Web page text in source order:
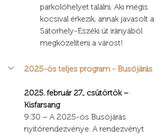
parkolóhelyet találni. Aki mégis
kocsival érkezik, annak javasolt a
Sátorhely-Eszéki út irányából
megközelíteni a várost!
2025-ös teljes program - Busójárás
2025. február 27., csütörtök –
Kisfarsang
9:30 – A 2025-ös Busójárás
nyitórendezvénye. A rendezvényt